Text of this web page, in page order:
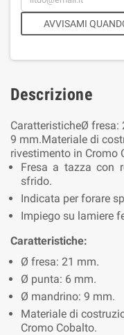
AVVISAMI
Descrizione
CaratteristicheØ
9 mm.Materiale di
rivestimento in Cromo
Fresa a tazza con
sfrido.
Indicata per forare
Impiego su lamiere
Caratteristiche:
Ø fresa: 21 mm.
Ø punta: 6 mm.
Ø mandrino: 9 mm.
Materiale di
Cromo Cobalto.